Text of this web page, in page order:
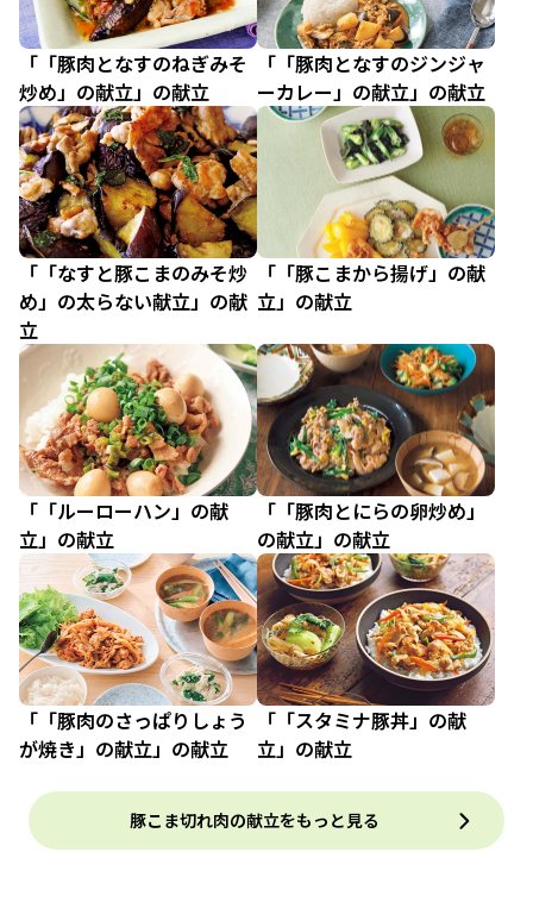
「「豚肉となすのねぎみそ
炒め」の献立」の献立
「「豚肉となすのジンジャ
ーカレー」の献立」の献立
「「なすと豚こまのみそ炒
め」の太らない献立」の献
立
「「豚こまから揚げ」の献
立」の献立
「「ルーローハン」の献
立」の献立
「「豚肉とにらの卵炒め」
の献立」の献立
「「豚肉のさっぱりしょう
が焼き」の献立」の献立
「「スタミナ豚丼」の献
立」の献立
豚こま切れ肉の献立をもっと見る